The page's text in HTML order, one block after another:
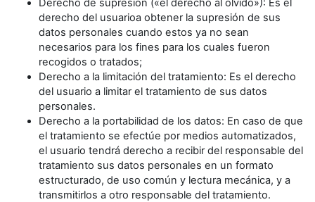
Derecho de supresión («el derecho al olvido»): Es el
derecho del usuarioa obtener la supresión de sus
datos personales cuando estos ya no sean
necesarios para los fines para los cuales fueron
recogidos o tratados;
Derecho a la limitación del tratamiento: Es el derecho
del usuario a limitar el tratamiento de sus datos
personales.
Derecho a la portabilidad de los datos: En caso de que
el tratamiento se efectúe por medios automatizados,
el usuario tendrá derecho a recibir del responsable del
tratamiento sus datos personales en un formato
estructurado, de uso común y lectura mecánica, y a
transmitirlos a otro responsable del tratamiento.